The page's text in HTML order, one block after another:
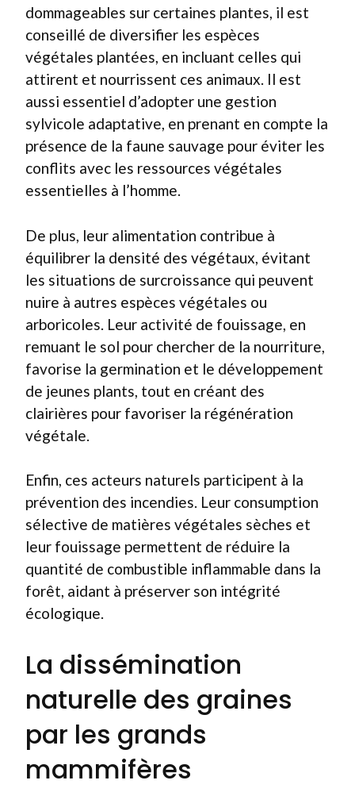
dommageables sur certaines plantes, il est
conseillé de diversifier les espèces
végétales plantées, en incluant celles qui
attirent et nourrissent ces animaux. Il est
aussi essentiel d’adopter une gestion
sylvicole adaptative, en prenant en compte la
présence de la faune sauvage pour éviter les
conflits avec les ressources végétales
essentielles à l’homme.
De plus, leur alimentation contribue à
équilibrer la densité des végétaux, évitant
les situations de surcroissance qui peuvent
nuire à autres espèces végétales ou
arboricoles. Leur activité de fouissage, en
remuant le sol pour chercher de la nourriture,
favorise la germination et le développement
de jeunes plants, tout en créant des
clairières pour favoriser la régénération
végétale.
Enfin, ces acteurs naturels participent à la
prévention des incendies. Leur consumption
sélective de matières végétales sèches et
leur fouissage permettent de réduire la
quantité de combustible inflammable dans la
forêt, aidant à préserver son intégrité
écologique.
La dissémination
naturelle des graines
par les grands
mammifères